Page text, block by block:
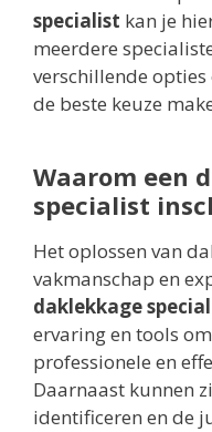
specialist kan je
meerdere
verschillende opties
de beste keuze
Waarom een
specialist
Het oplossen van
vakmanschap en
daklekkage
ervaring en tools
professionele en
Daarnaast kunnen
identificeren en de